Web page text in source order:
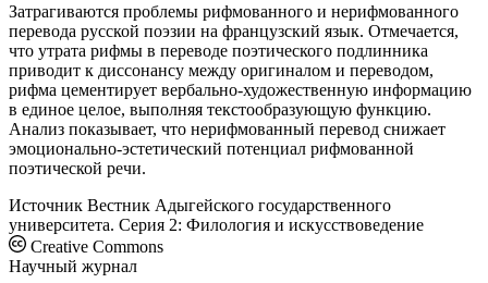
Затрагиваются проблемы рифмованного и нерифмованного
перевода русской поэзии на французский язык. Отмечается,
что утрата рифмы в переводе поэтического подлинника
приводит к диссонансу между оригиналом и переводом,
рифма цементирует вербально-художественную информацию
в единое целое, выполняя текстообразующую функцию.
Анализ показывает, что нерифмованный перевод снижает
эмоционально-эстетический потенциал рифмованной
поэтической речи.
Источник Вестник Адыгейского государственного
университета. Серия 2: Филология и искусствоведение
Creative Commons
Научный журнал